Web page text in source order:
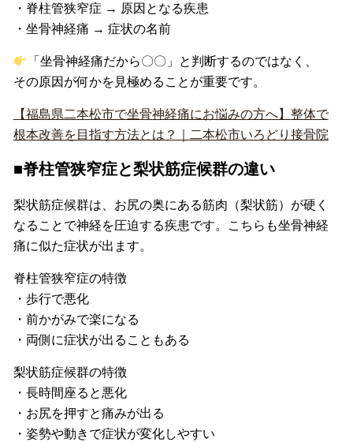
・脊柱管狭窄症 → 原因となる疾患
・坐骨神経痛 → 症状の名前
「坐骨神経痛だから〇〇」と判断するのではなく、
その原因が何かを見極めることが重要です。
【福島県二本松市で坐骨神経痛にお悩みの方へ】整体で
根本改善を目指す方法とは？｜二本松市いろどり接骨院
■脊柱管狭窄症と梨状筋症候群の違い
梨状筋症候群は、お尻の奥にある筋肉（梨状筋）が硬く
なることで神経を圧迫する疾患です。こちらも坐骨神経
痛に似た症状が出ます。
脊柱管狭窄症の特徴
・歩行で悪化
・前かがみで楽になる
・両側に症状が出ることもある
梨状筋症候群の特徴
・長時間座ると悪化
・お尻を押すと痛みが出る
・姿勢や動きで症状が変化しやすい